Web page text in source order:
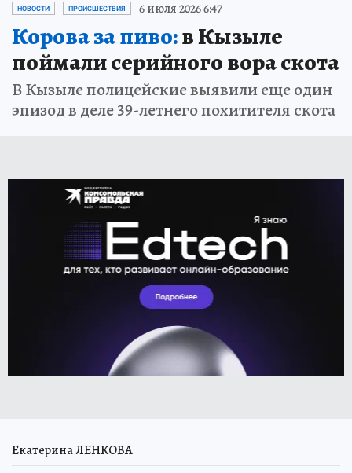
НОВОСТИ ПРОИСШЕСТВИЯ 6 июля 2026 6:47
Корова за пиво:в Кызыле
поймали серийного вора скота
В Кызыле полицейские выявили еще один
эпизод в деле 39-летнего похитителя скота
Екатерина ЛЕНКОВА